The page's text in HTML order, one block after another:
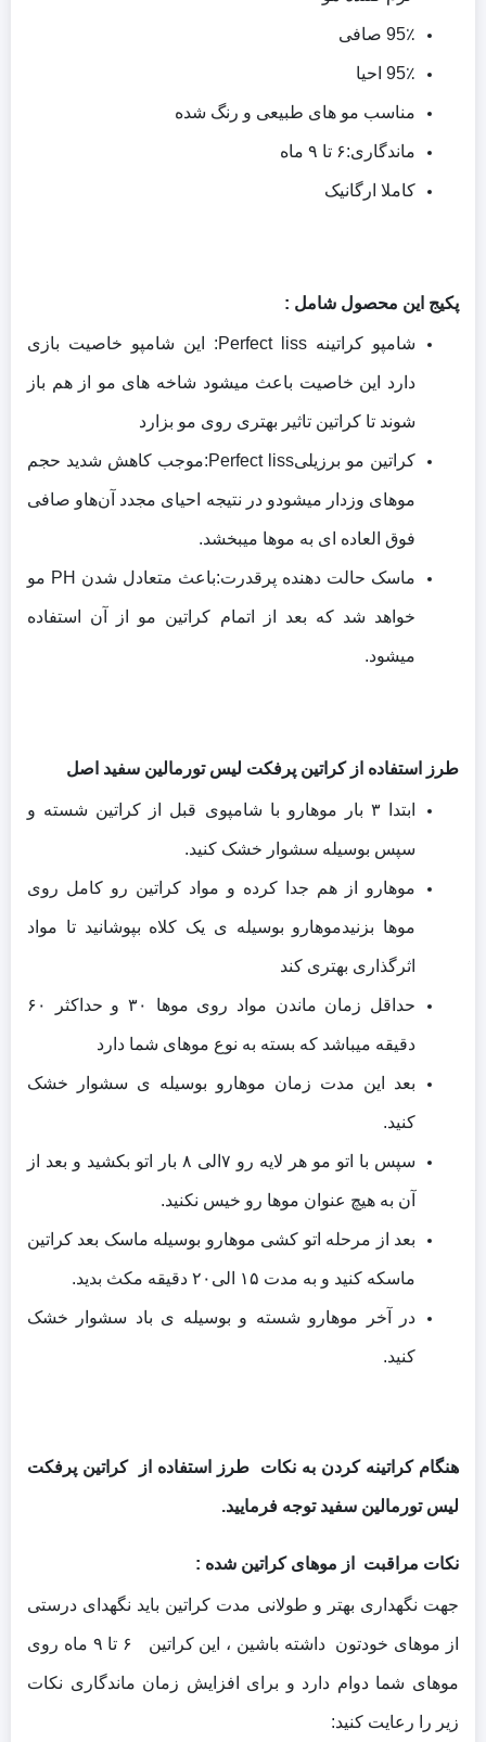
95٪ صافی
95٪ احیا
مناسب مو های طبیعی و رنگ شده
ماندگاری:۶ تا ۹ ماه
کاملا ارگانیک
پکیج این محصول شامل :
شامپو کراتینه Perfect liss: این شامپو خاصیت بازی
دارد این خاصیت باعث میشود شاخه های مو از هم باز
شوند تا کراتین تاثیر بهتری روی مو بزارد
کراتین مو برزیلیPerfect liss:موجب کاهش شدید حجم
موهای وزدار میشودو در نتیجه احیای مجدد آن‌‏هاو صافی
فوق العاده ای به موها میبخشد.
ماسک حالت دهنده پرقدرت:باعث متعادل شدن PH مو
خواهد شد که بعد از اتمام کراتین مو از آن استفاده
میشود.
طرز استفاده از کراتین پرفکت لیس تورمالین سفید اصل
ابتدا ۳ بار موهارو با شامپوی قبل از کراتین شسته و
سپس بوسیله سشوار خشک کنید.
موهارو از هم جدا کرده و مواد کراتین رو کامل روی
موها بزنیدموهارو بوسیله ی یک کلاه بپوشانید تا مواد
اثرگذاری بهتری کند
حداقل زمان ماندن مواد روی موها ۳۰ و حداکثر ۶۰
دقیقه میباشد که بسته به نوع موهای شما دارد
بعد این مدت زمان موهارو بوسیله ی سشوار خشک
کنید.
سپس با اتو مو هر لایه رو ۷الی ۸ بار اتو بکشید و بعد از
آن به هیچ عنوان موها رو خیس نکنید.
بعد از مرحله اتو کشی موهارو بوسیله ماسک بعد کراتین
ماسکه کنید و به مدت ۱۵ الی۲۰ دقیقه مکث بدید.
در آخر موهارو شسته و بوسیله ی باد سشوار خشک
کنید.
هنگام کراتینه کردن به نکات طرز استفاده از کراتین پرفکت
لیس تورمالین سفید توجه فرمایید.
نکات مراقبت از موهای کراتین شده :
جهت نگهداری بهتر و طولانی مدت کراتین باید نگهدای درستی
از موهای خودتون داشته باشین ، این کراتین ۶ تا ۹ ماه روی
موهای شما دوام دارد و برای افزایش زمان ماندگاری نکات
زیر را رعایت کنید: